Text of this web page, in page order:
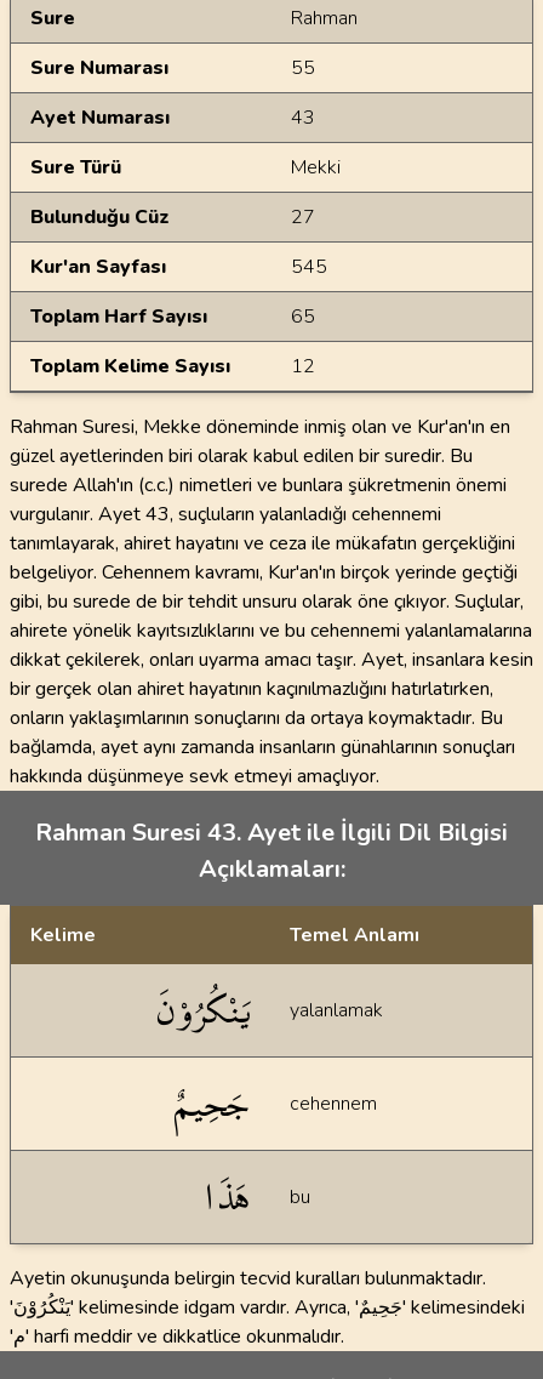
Genel Bilgiler
Sure
Rahman
Sure Numarası
55
Ayet Numarası
43
Sure Türü
Mekki
Bulunduğu Cüz
27
Kur'an Sayfası
545
Toplam Harf Sayısı
65
Toplam Kelime Sayısı
12
Rahman Suresi, Mekke döneminde inmiş olan ve Kur'an'ın en
güzel ayetlerinden biri olarak kabul edilen bir suredir. Bu
surede Allah'ın (c.c.) nimetleri ve bunlara şükretmenin önemi
vurgulanır. Ayet 43, suçluların yalanladığı cehennemi
tanımlayarak, ahiret hayatını ve ceza ile mükafatın gerçekliğini
belgeliyor. Cehennem kavramı, Kur'an'ın birçok yerinde geçtiği
gibi, bu surede de bir tehdit unsuru olarak öne çıkıyor. Suçlular,
ahirete yönelik kayıtsızlıklarını ve bu cehennemi yalanlamalarına
dikkat çekilerek, onları uyarma amacı taşır. Ayet, insanlara kesin
bir gerçek olan ahiret hayatının kaçınılmazlığını hatırlatırken,
onların yaklaşımlarının sonuçlarını da ortaya koymaktadır. Bu
bağlamda, ayet aynı zamanda insanların günahlarının sonuçları
hakkında düşünmeye sevk etmeyi amaçlıyor.
Rahman Suresi 43. Ayet ile İlgili Dil Bilgisi
Açıklamaları:
Kelime Temel Anlamı
يَنْكُرُوْنَ yalanlamak
جَحِيمٌ cehennem
هَذَا bu
Ayetin okunuşunda belirgin tecvid kuralları bulunmaktadır.
'يَنْكُرُوْنَ' kelimesinde idgam vardır. Ayrıca, 'جَحِيمٌ' kelimesindeki
'م' harfi meddir ve dikkatlice okunmalıdır.